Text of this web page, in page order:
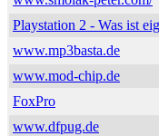
Playstation 2 - Was ist
www.mp3basta.de
www.mod-chip.de
FoxPro
www.dfpug.de